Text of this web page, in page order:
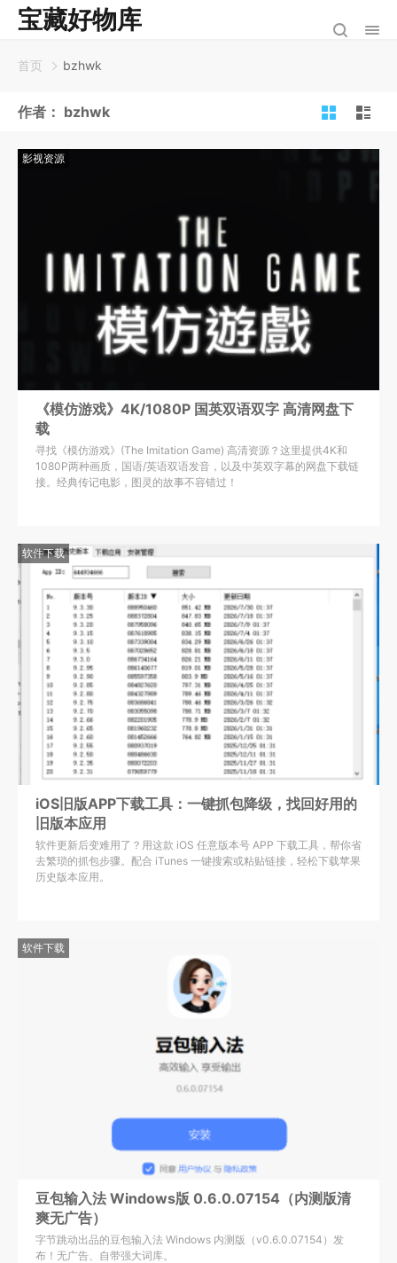
宝藏好物库
首页 bzhwk
作者： bzhwk
影视资源
《模仿游戏》4K/1080P 国英双语双字 高清网盘下
载
寻找《模仿游戏》(The Imitation Game) 高清资源？这里提供4K和
1080P两种画质，国语/英语双语发音，以及中英双字幕的网盘下载链
接。经典传记电影，图灵的故事不容错过！
软件下载
iOS旧版APP下载工具：一键抓包降级，找回好用的
旧版本应用
软件更新后变难用了？用这款 iOS 任意版本号 APP 下载工具，帮你省
去繁琐的抓包步骤。配合 iTunes 一键搜索或粘贴链接，轻松下载苹果
历史版本应用。
软件下载
豆包输入法 Windows版 0.6.0.07154（内测版清
爽无广告）
字节跳动出品的豆包输入法 Windows 内测版（v0.6.0.07154）发
布！无广告、自带强大词库。